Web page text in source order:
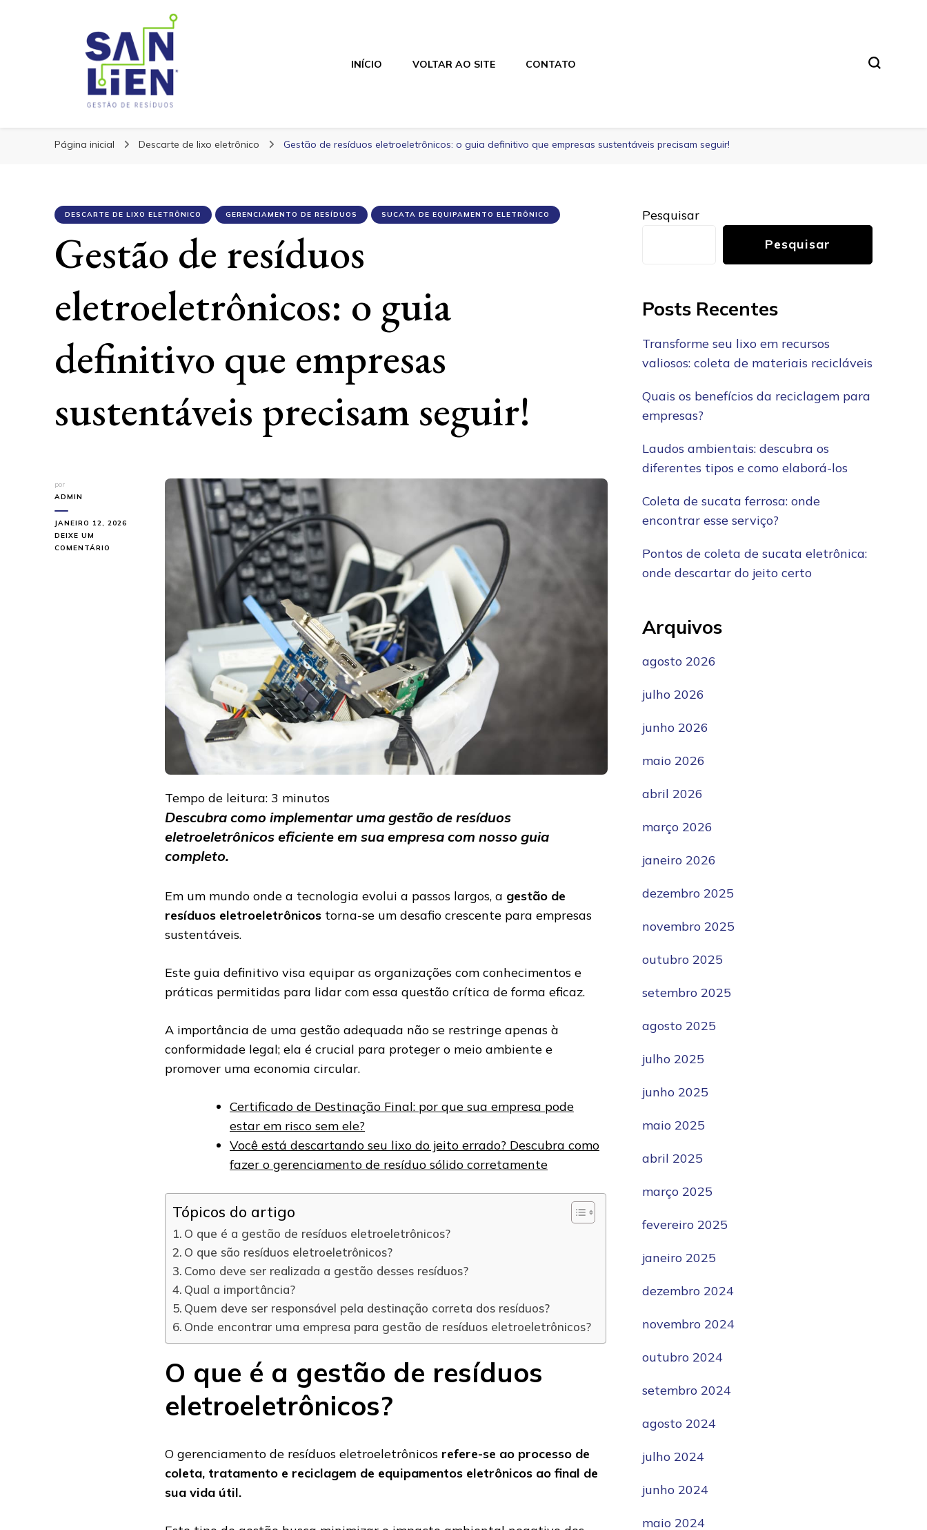
San Lien
San Lien
INÍCIO VOLTAR AO SITE CONTATO
Página inicial Descarte de lixo eletrônico Gestão de resíduos eletroeletrônicos: o guia definitivo que empresas sustentáveis ​​precisam seguir!
DESCARTE DE LIXO ELETRÔNICO GERENCIAMENTO DE RESÍDUOS SUCATA DE EQUIPAMENTO ELETRÔNICO
Gestão de resíduos
eletroeletrônicos: o guia
definitivo que empresas
sustentáveis ​​precisam seguir!
por
ADMIN
JANEIRO 12, 2026
DEIXE UM
COMENTÁRIO
Tempo de leitura: 3 minutos
Descubra como implementar uma gestão de resíduos
eletroeletrônicos eficiente em sua empresa com nosso guia
completo.
Em um mundo onde a tecnologia evolui a passos largos, a gestão de
resíduos eletroeletrônicos torna-se um desafio crescente para empresas
sustentáveis.
Este guia definitivo visa equipar as organizações com conhecimentos e
práticas permitidas para lidar com essa questão crítica de forma eficaz.
A importância de uma gestão adequada não se restringe apenas à
conformidade legal; ela é crucial para proteger o meio ambiente e
promover uma economia circular.
Certificado de Destinação Final: por que sua empresa pode
estar em risco sem ele?
Você está descartando seu lixo do jeito errado? Descubra como
fazer o gerenciamento de resíduo sólido corretamente
Tópicos do artigo
O que é a gestão de resíduos eletroeletrônicos?
O que são resíduos eletroeletrônicos?
Como deve ser realizada a gestão desses resíduos?
Qual a importância?
Quem deve ser responsável pela destinação correta dos resíduos?
Onde encontrar uma empresa para gestão de resíduos eletroeletrônicos?
O que é a gestão de resíduos
eletroeletrônicos?
O gerenciamento de resíduos eletroeletrônicos refere-se ao processo de
coleta, tratamento e reciclagem de equipamentos eletrônicos ao final de
sua vida útil.
Pesquisar
Pesquisar
Posts Recentes
Transforme seu lixo em recursos
valiosos: coleta de materiais recicláveis
Quais os benefícios da reciclagem para
empresas?
Laudos ambientais: descubra os
diferentes tipos e como elaborá-los
Coleta de sucata ferrosa: onde
encontrar esse serviço?
Pontos de coleta de sucata eletrônica:
onde descartar do jeito certo
Arquivos
agosto 2026
julho 2026
junho 2026
maio 2026
abril 2026
março 2026
janeiro 2026
dezembro 2025
novembro 2025
outubro 2025
setembro 2025
agosto 2025
julho 2025
junho 2025
maio 2025
abril 2025
março 2025
fevereiro 2025
janeiro 2025
dezembro 2024
novembro 2024
outubro 2024
setembro 2024
agosto 2024
julho 2024
junho 2024
maio 2024